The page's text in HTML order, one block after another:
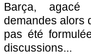
Barça,
demandes alors
pas été
discussions...